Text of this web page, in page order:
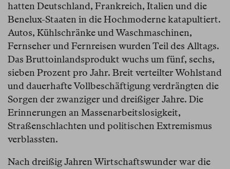
hatten Deutschland, Frankreich, Italien und die
Benelux-Staaten in die Hochmoderne katapultiert.
Autos, Kühlschränke und Waschmaschinen,
Fernseher und Fernreisen wurden Teil des Alltags.
Das Bruttoinlandsprodukt wuchs um fünf, sechs,
sieben Prozent pro Jahr. Breit verteilter Wohlstand
und dauerhafte Vollbeschäftigung verdrängten die
Sorgen der zwanziger und dreißiger Jahre. Die
Erinnerungen an Massenarbeitslosigkeit,
Straßenschlachten und politischen Extremismus
verblassten.
Nach dreißig Jahren Wirtschaftswunder war die